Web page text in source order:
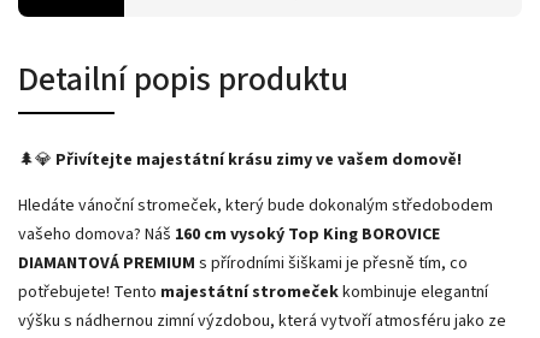
Detailní popis produktu
🌲💎 Přivítejte majestátní krásu zimy ve vašem domově!
Hledáte vánoční stromeček, který bude dokonalým středobodem
vašeho domova? Náš 160 cm vysoký Top King BOROVICE
DIAMANTOVÁ PREMIUM s přírodními šiškami je přesně tím, co
potřebujete! Tento majestátní stromečekkombinuje elegantní
výšku s nádhernou zimní výzdobou, která vytvoří atmosféru jako ze